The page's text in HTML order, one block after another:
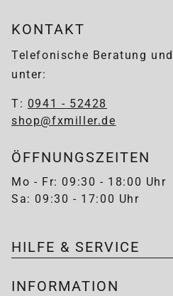
KONTAKT
Telefonische Beratung
unter:
T: 0941 - 52428
shop@fxmiller.de
ÖFFNUNGSZEITEN
Mo - Fr: 09:30 - 18:00 Uhr
Sa: 09:30 - 17:00 Uhr
HILFE & SERVICE
INFORMATION